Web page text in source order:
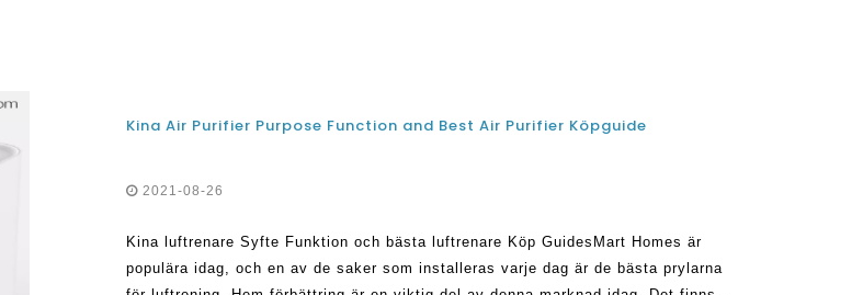
Kina Air Purifier Purpose Function and Best Air Purifier Köpguide
2021-08-26
Kina luftrenare Syfte Funktion och bästa luftrenare Köp GuidesMart Homes är
populära idag, och en av de saker som installeras varje dag är de bästa prylarna